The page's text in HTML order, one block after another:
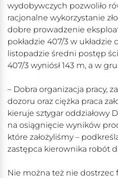
wydobywczych pozwoliło
racjonalne wykorzystanie
dobre prowadzenie
pokładzie 407/3 w
listopadzie średni postęp
407/3 wyniósł 143 m, a w
– Dobra organizacja pracy,
dozoru oraz ciężka praca
kieruje sztygar oddziałowy
na osiągnięcie wyników
które założyliśmy –
zastępca kierownika robót
Nie można też nie dostrzec